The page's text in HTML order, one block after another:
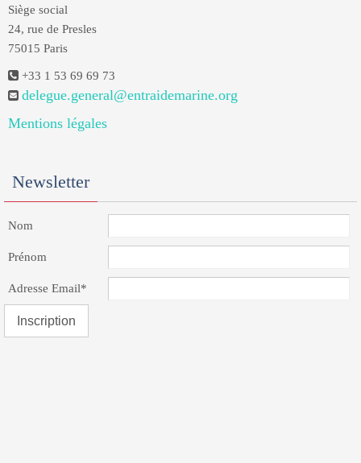
Siège social
24, rue de Presles
75015 Paris
+33 1 53 69 69 73
delegue.general@entraidemarine.org
Mentions légales
Newsletter
Nom
Prénom
Adresse Email*